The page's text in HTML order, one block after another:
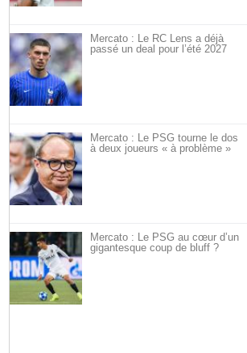
Mercato : Le RC Lens a déjà
passé un deal pour l’été 2027
Mercato : Le PSG tourne le dos
à deux joueurs « à problème »
Mercato : Le PSG au cœur d’un
gigantesque coup de bluff ?